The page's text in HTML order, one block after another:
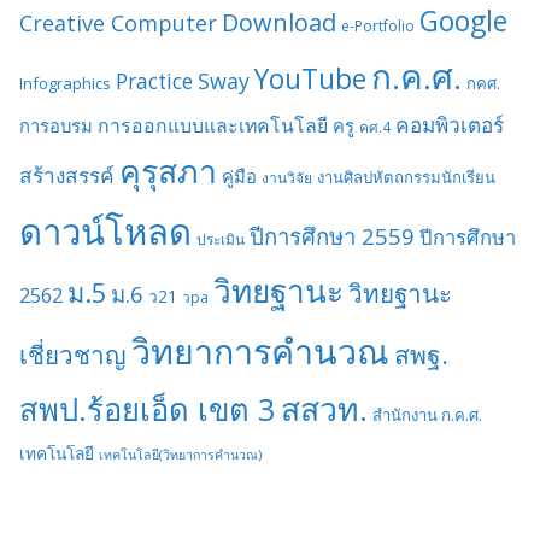
Creative Computer Download e-Portfolio Google
Infographics Practice SwayYouTubeก.ค.ศ. กคศ.
การอบรม การออกแบบและเทคโนโลยี ครู คศ.4 คอมพิวเตอร์
สร้างสรรค์ คุรุสภา คู่มือ งานวิจัย งานศิลปหัตถกรรมนักเรียน
ดาวน์โหลด ประเมิน ปีการศึกษา 2559 ปีการศึกษา
2562 ม.5 ม.6 ว21 วpa วิทยฐานะ วิทยฐานะ
เชี่ยวชาญวิทยาการคำนวณ สพฐ.
สพป.ร้อยเอ็ด เขต 3 สสวท. สำนักงาน ก.ค.ศ.
เทคโนโลยี เทคโนโลยี(วิทยาการคำนวณ)